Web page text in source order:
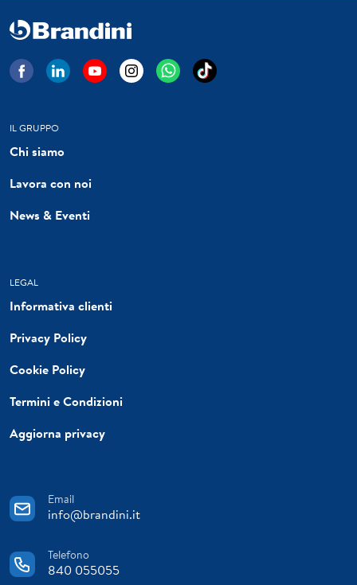
IL GRUPPO
Chi siamo
Lavora con noi
News & Eventi
LEGAL
Informativa clienti
Privacy Policy
Cookie Policy
Termini e Condizioni
Aggiorna privacy
Email
info@brandini.it
Telefono
840 055055